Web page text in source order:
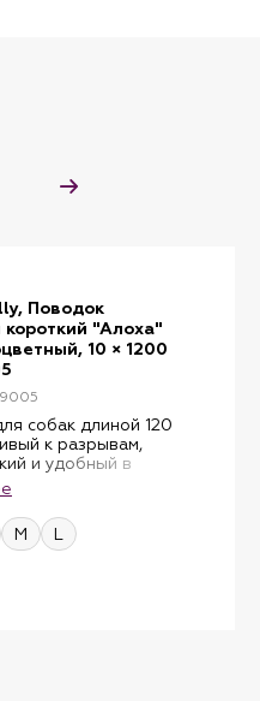
Поводок
короткий "Алоха"
10 × 1200
собак длиной 120
к разрывам,
и удобный в
благодаря
и быстросохнущему
Он идеально
того, чтобы вести
M L